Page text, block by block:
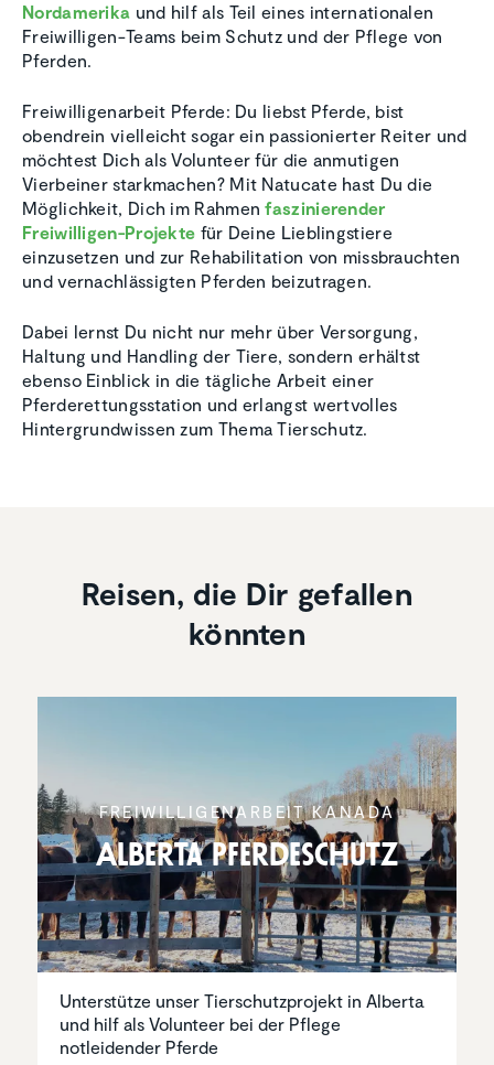
Nordamerika und hilf als Teil eines internationalen
Freiwilligen-Teams beim Schutz und der Pflege von
Pferden.
Freiwilligenarbeit Pferde: Du liebst Pferde, bist
obendrein vielleicht sogar ein passionierter Reiter und
möchtest Dich als Volunteer für die anmutigen
Vierbeiner starkmachen? Mit Natucate hast Du die
Möglichkeit, Dich im Rahmenfaszinierender
Freiwilligen-Projekte für Deine Lieblingstiere
einzusetzen und zur Rehabilitation von missbrauchten
und vernachlässigten Pferden beizutragen.
Dabei lernst Du nicht nur mehr über Versorgung,
Haltung und Handling der Tiere, sondern erhältst
ebenso Einblick in die tägliche Arbeit einer
Pferderettungsstation und erlangst wertvolles
Hintergrundwissen zum Thema Tierschutz.
Reisen, die Dir gefallen
könnten
FREIWIL­LI­GEN­AR­BEIT KANADA
Alberta Pferde­schutz
Unterstütze unser Tierschutzprojekt in Alberta
und hilf als Volunteer bei der Pflege
notleidender Pferde